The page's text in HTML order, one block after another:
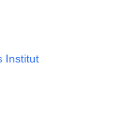
Institut